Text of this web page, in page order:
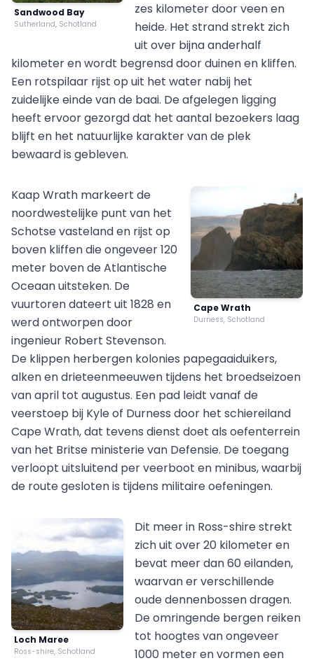
Sandwood Bay
Sutherland, Schotland
zes kilometer door veen en
heide. Het strand strekt zich
uit over bijna anderhalf
kilometer en wordt begrensd door duinen en kliffen.
Een rotspilaar rijst op uit het water nabij het
zuidelijke einde van de baai. De afgelegen ligging
heeft ervoor gezorgd dat het aantal bezoekers laag
blijft en het natuurlijke karakter van de plek
bewaard is gebleven.
Cape Wrath
Durness, Schotland
Kaap Wrath markeert de
noordwestelijke punt van het
Schotse vasteland en rijst op
boven kliffen die ongeveer 120
meter boven de Atlantische
Oceaan uitsteken. De
vuurtoren dateert uit 1828 en
werd ontworpen door
ingenieur Robert Stevenson.
De klippen herbergen kolonies papegaaiduikers,
alken en drieteenmeeuwen tijdens het broedseizoen
van april tot augustus. Een pad leidt vanaf de
veerstoep bij Kyle of Durness door het schiereiland
Cape Wrath, dat tevens dienst doet als oefenterrein
van het Britse ministerie van Defensie. De toegang
verloopt uitsluitend per veerboot en minibus, waarbij
de route gesloten is tijdens militaire oefeningen.
Loch Maree
Ross-shire, Schotland
Dit meer in Ross-shire strekt
zich uit over 20 kilometer en
bevat meer dan 60 eilanden,
waarvan er verschillende
oude dennenbossen dragen.
De omringende bergen reiken
tot hoogtes van ongeveer
1000 meter en vormen een